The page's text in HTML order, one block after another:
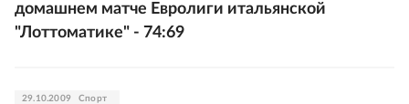
домашнем матче Евролиги итальянской
"Лоттоматике" - 74:69
29.10.2009 Спорт